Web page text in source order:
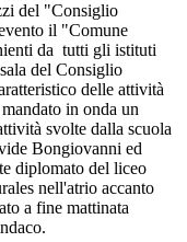
del "Consiglio
il "Comune
da tutti gli istituti
del Consiglio
delle attività
in onda un
svolte dalla scuola
Bongiovanni ed
diplomato del liceo
nell'atrio accanto
a fine mattinata